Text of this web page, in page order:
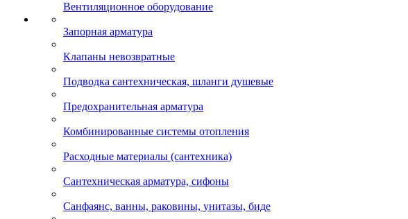
Вентиляционное оборудование
Запорная арматура
Клапаны невозвратные
Подводка сантехническая, шланги душевые
Предохранительная арматура
Комбинированные системы отопления
Расходные материалы (сантехника)
Сантехническая арматура, сифоны
Санфаянс, ванны, раковины, унитазы, биде